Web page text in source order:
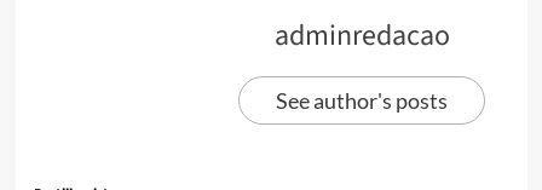
adminredacao
See author's posts